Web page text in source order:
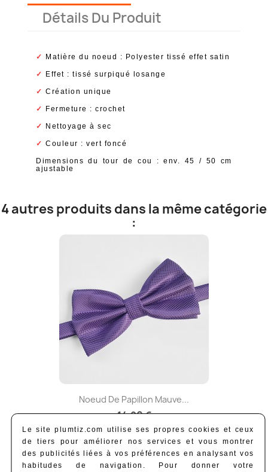
Détails Du Produit
✓ Matière du noeud : Polyester tissé effet satin
✓ Effet : tissé surpiqué losange
✓Création unique
✓ Fermeture : crochet
✓ Nettoyage à sec
✓Couleur : vert foncé
Dimensions du tour de cou : env. 45 / 50 cm
ajustable
4 autres produits dans la même catégorie
:
Noeud De Papillon Mauve...
14,90 €
2 à 4 jours ouvrés
Le site plumtiz.com utilise ses propres cookies et ceux
de tiers pour améliorer nos services et vous montrer
des publicités liées à vos préférences en analysant vos
habitudes de navigation. Pour donner votre